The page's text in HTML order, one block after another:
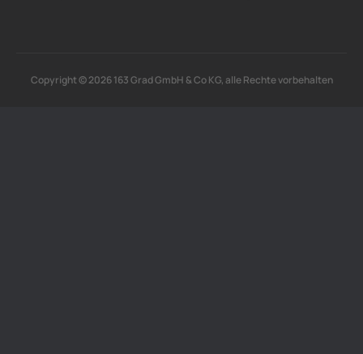
Copyright © 2026 163 Grad GmbH & Co KG, alle Rechte vorbehalten